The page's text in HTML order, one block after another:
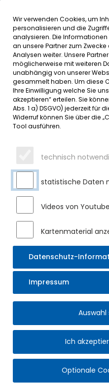
GROSSES
ITA
Dienstag, 25.07.2023
Die Kinder aller sechs
ihre Eltern und Geschwister
begrüßen!
Zu Beginn stellte die
Logo vor, bei dem alle
der Gruppenfarbe in einem
Dann überraschte der
45-jähriges Jubiläum in
VW-Bussen als
Alle sechs Gruppen
Vorführungen mit viel
Der Elternbeirat gratulierte
Bestehen sowie Karin
Dienstjubiläum und das
engagierte
beim Dorfkaffee
Alle Eltern hatten etwas
mitgebracht, und die Hitze
Wir verwenden Cookies, um
personalisieren und die
analysieren. Die
an unsere Partner zum
Analysen weiter. Unsere
möglicherweise mit weiteren
unabhängig von unserer
gesammelt haben. Um diese
Ihre Einwilligung welche Sie
akzeptieren“ erteilen. Sie
Abs. 1 a) DSGVO) jederzeit für
Widerruf können Sie über die
Tool ausführen.
technisch
statistische Daten
Videos von
Kartenmaterial
Datenschutz-
Impressum
Ich
Optionale